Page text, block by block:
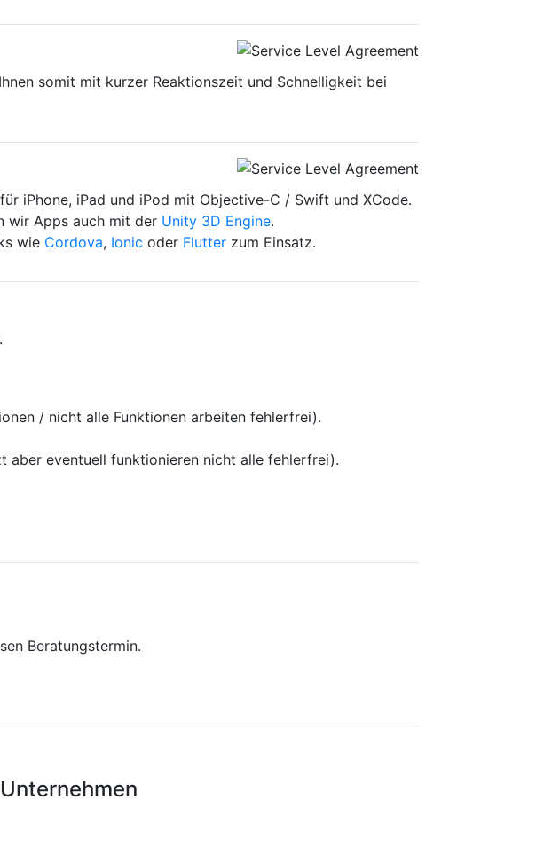
somit mit kurzer Reaktionszeit und Schnelligkeit bei
iPhone, iPad und iPod mit Objective-C / Swift und XCode.
wir Apps auch mit der Unity 3D Engine.
wie Cordova, Ionic oder Flutter zum Einsatz.
/ nicht alle Funktionen arbeiten fehlerfrei).
aber eventuell funktionieren nicht alle fehlerfrei).
Beratungstermin.